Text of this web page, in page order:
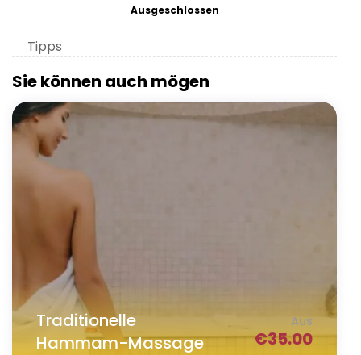
Ausgeschlossen
Tipps
Sie können auch mögen
Traditionelle
Hammam-Massage
Aus
€35.00